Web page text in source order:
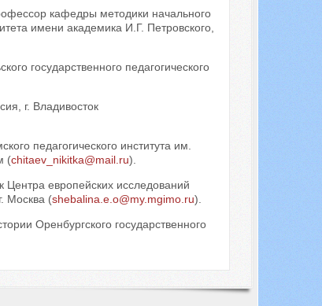
кафедры методики начального
имени академика И.Г. Петровского,
государственного педагогического
г. Владивосток
педагогического института им.
(chitaev_nikitka@mail.ru).
Центра европейских исследований
Москва (shebalina.e.o@my.mgimo.ru).
Оренбургского государственного